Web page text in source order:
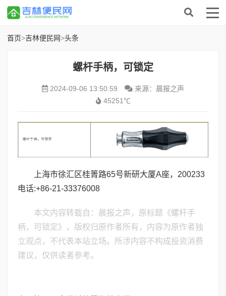
首页>吉林便民网>头条
螺杆手柄，可锁定
2024-09-06 13:50:59
来源：晨报之声
45251℃
上海市徐汇区桂箐路65号新研大厦A座，200233
电话:+86-21-33376008
本文内容转载自：晨报之声，原标题《螺杆手
柄，可锁定》，版权归原作者所有，内容为原作者独
立观点，不代表本站立场。所涉内容不构成投资消费
建议，仅供读者参考。